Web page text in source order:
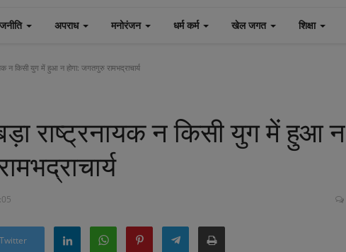
अपराध मनोरंजन धर्म कर्म खेल जगत शिक्षा
न किसी युग में हुआ न होगा: जगतगुरु रामभद्राचार्य
राष्ट्रनायक न किसी युग में हुआ न
Twitter